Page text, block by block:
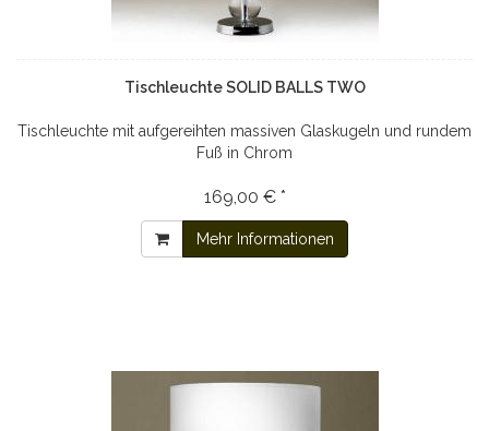
Tischleuchte SOLID BALLS TWO
Tischleuchte mit aufgereihten massiven Glaskugeln und rundem
Fuß in Chrom
169,00 € *
Mehr Informationen